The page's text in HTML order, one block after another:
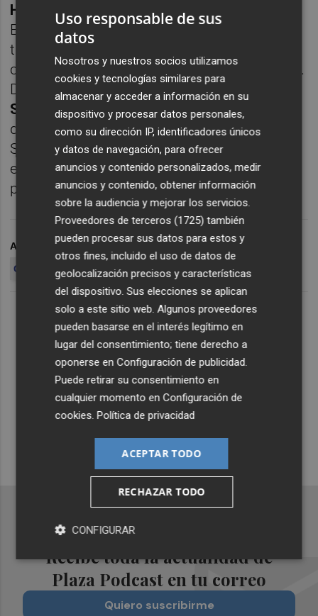
Lo Más Escuchado
Suscríbete al canal de
Whatsapp
Siempre al día de las últimas noticias
¡Quiero suscribirme!
Hellinger
, uno de esos gurús de la Nueva
Era, que inventó (plagiando de aquí y allí) la
tan falsa como peligrosa pseudoterapia
conocida como 'Constelaciones Familiares'.
De este peligro hemos hablado hoy con
Santamaría del Río, uno de los fundadores
de la Red Iberoamericana de Estudio de las
Sectas(RIES)y uno de los grandes expertos
españoles sobre estos movimientos
pseudoreligiosos.
ARCHIVADO EN MÁS ALLÁ
SECTA
CONSTELACIONES FAMILIARES
Recibe toda la actualidad de
Plaza Podcast en tu correo
Quiero suscribirme
Uso responsable de sus
datos
Nosotros y nuestros socios utilizamos
cookies y tecnologías similares para
almacenar y acceder a información en su
dispositivo y procesar datos personales,
como su dirección IP, identificadores únicos
y datos de navegación, para ofrecer
anuncios y contenido personalizados, medir
anuncios y contenido, obtener información
sobre la audiencia y mejorar los servicios.
Proveedores de terceros (1725) también
pueden procesar sus datos para estos y
otros fines, incluido el uso de datos de
geolocalización precisos y características
del dispositivo. Sus elecciones se aplican
solo a este sitio web. Algunos proveedores
pueden basarse en el interés legítimo en
lugar del consentimiento; tiene derecho a
oponerse enConfiguración de publicidad
Puede retirar su consentimiento en
cualquier momento enConfiguración de
cookies .Política de privacidad
ACEPTAR TODO
RECHAZAR TODO
CONFIGURAR